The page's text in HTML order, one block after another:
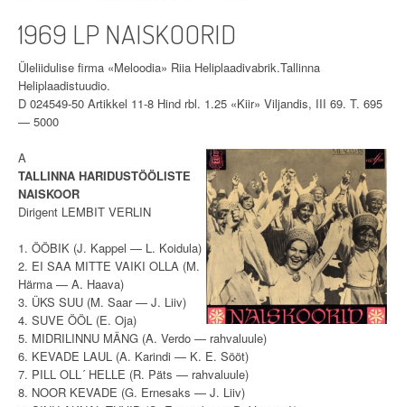
1969 LP NAISKOORID
Üleliidulise firma «Meloodia» Riia Heliplaadivabrik.Tallinna
Heliplaadistuudio.
D 024549-50 Artikkel 11-8 Hind rbl. 1.25 «Kiir» Viljandis, III 69. T. 695
— 5000
A
TALLINNA HARIDUSTÖÖLISTE
NAISKOOR
Dirigent LEMBIT VERLIN
1. ÖÖBIK (J. Kappel — L. Koidula)
2. EI SAA MITTE VAIKI OLLA (M.
Härma — A. Haava)
3. ÜKS SUU (M. Saar — J. Liiv)
4. SUVE ÖÖL (E. Oja)
5. MIDRILINNU MÄNG (A. Verdo — rahvaluule)
6. KEVADE LAUL (A. Karindi — K. E. Sööt)
7. PILL OLL´ HELLE (R. Päts — rahvaluule)
8. NOOR KEVADE (G. Ernesaks — J. Liiv)